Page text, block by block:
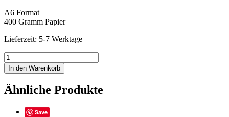
A6 Format
400 Gramm Papier
Lieferzeit: 5-7 Werktage
Karte
-
Immer
an
deiner
Menge
In den Warenkorb
Ähnliche Produkte
Save